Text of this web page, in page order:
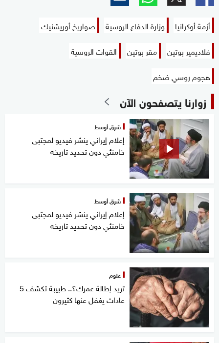
أزمة أوكرانيا وزارة الدفاع الروسية
صواريخ أوريشنيك
فلاديمير بوتين
مقر بوتين
القوات الروسية
هجوم روسي ضخم
زوارنا يتصفحون الآن
شرق أوسط
إعلام إيراني ينشر فيديو لمجتبى
خامنئي دون تحديد تاريخه
شرق أوسط
إعلام إيراني ينشر فيديو لمجتبى
خامنئي دون تحديد تاريخه
علوم
تريد إطالة عمرك؟.. طبيبة تكشف 5
عادات يغفل عنها كثيرون